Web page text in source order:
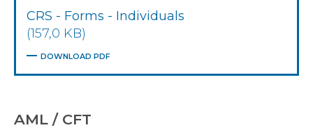
CRS - Forms - Individuals
(157,0 KB)
DOWNLOAD PDF
AML / CFT